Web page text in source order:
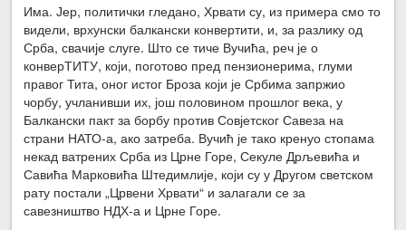
Има. Јер, политички гледано, Хрвати су, из примера смо то
видели, врхунски балкански конвертити, и, за разлику од
Срба, свачије слуге. Што се тиче Вучића, реч је о
конверТИТУ, који, поготово пред пензионерима, глуми
правог Тита, оног истог Броза који је Србима запржио
чорбу, учланивши их, још половином прошлог века, у
Балкански пакт за борбу против Совјетског Савеза на
страни НАТО-а, ако затреба. Вучић је тако кренуо стопама
некад ватрених Срба из Црне Горе, Секуле Дрљевића и
Савића Марковића Штедимлије, који су у Другом светском
рату постали „Црвени Хрвати“ и залагали се за
савезништво НДХ-а и Црне Горе.